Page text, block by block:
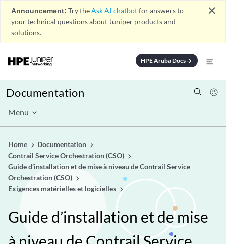
Announcement: Try theAsk AI chatbotfor answers to
your technical questions about Juniper products and
solutions.
close
HPE Aruba Docsarrow_forward
Documentation
Menu
Home
Documentation
Contrail Service Orchestration (CSO)
Guide d’installation et de mise à niveau de Contrail Service
Orchestration (CSO)
Exigences matérielles et logicielles
Guide d’installation et de mise